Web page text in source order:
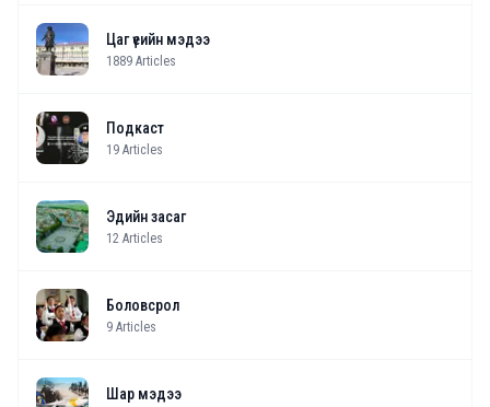
Цаг үеийн мэдээ
1889 Articles
Подкаст
19 Articles
Эдийн засаг
12 Articles
Боловсрол
9 Articles
Шар мэдээ